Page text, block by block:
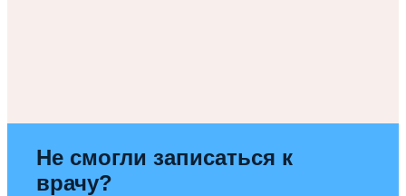
Не смогли записаться к
врачу?